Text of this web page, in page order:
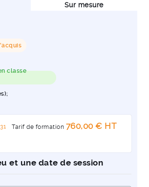
Sur mesure
classe
Tarif de formation 760,00 € HT
et une date de session